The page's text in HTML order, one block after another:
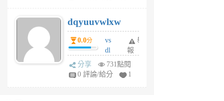
6
個
月
前
dqyuuvwlxw
0.0分
vs
dl
sq
fy
舉
報
分享
731點閱
0 評論/給分
1